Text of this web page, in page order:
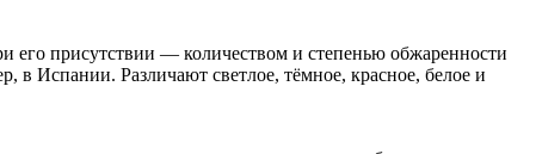
его присутствии — количеством и степенью обжаренности
в Испании. Различают светлое, тёмное, красное, белое и